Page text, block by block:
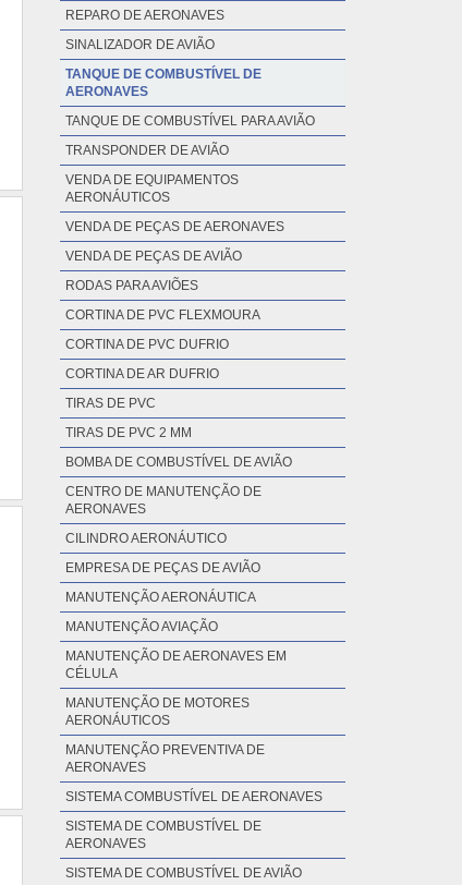
REPARO DE AERONAVES
SINALIZADOR DE AVIÃO
TANQUE DE COMBUSTÍVEL DE
AERONAVES
TANQUE DE COMBUSTÍVEL PARA AVIÃO
TRANSPONDER DE AVIÃO
VENDA DE EQUIPAMENTOS
AERONÁUTICOS
VENDA DE PEÇAS DE AERONAVES
VENDA DE PEÇAS DE AVIÃO
RODAS PARA AVIÕES
CORTINA DE PVC FLEXMOURA
CORTINA DE PVC DUFRIO
CORTINA DE AR DUFRIO
TIRAS DE PVC
TIRAS DE PVC 2 MM
BOMBA DE COMBUSTÍVEL DE AVIÃO
CENTRO DE MANUTENÇÃO DE
AERONAVES
CILINDRO AERONÁUTICO
EMPRESA DE PEÇAS DE AVIÃO
MANUTENÇÃO AERONÁUTICA
MANUTENÇÃO AVIAÇÃO
MANUTENÇÃO DE AERONAVES EM
CÉLULA
MANUTENÇÃO DE MOTORES
AERONÁUTICOS
MANUTENÇÃO PREVENTIVA DE
AERONAVES
SISTEMA COMBUSTÍVEL DE AERONAVES
SISTEMA DE COMBUSTÍVEL DE
AERONAVES
SISTEMA DE COMBUSTÍVEL DE AVIÃO